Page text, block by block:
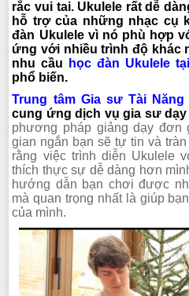
rắc vui tai. Ukulele rất dễ
hỗ trợ của những nhạc cụ
đàn Ukulele vì nó phù hợp
ứng với nhiều trình độ khác
nhu cầu
học đàn Ukulele
phổ biến.
Trung tâm Gia sư Tài Năng
cung ứng dịch vụ gia sư dạy
phương pháp giảng dạy đơn
gian ngắn bạn sẽ tự tin và
rằng việc trình diễn Ukulele
thích thực sự dễ dàng hơn
hướng dẫn bạn chơi được
mà quan trọng nhất là giúp
của mình.